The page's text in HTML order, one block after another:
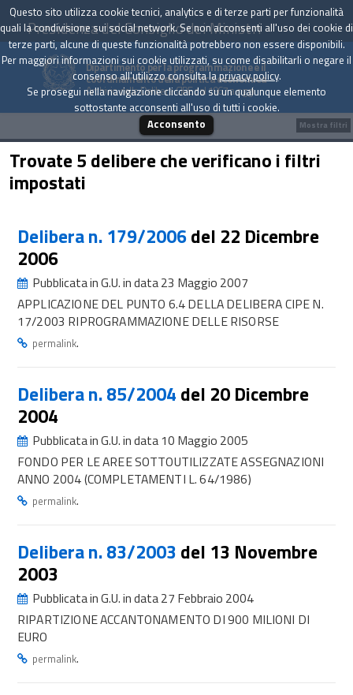
Presidenza del Consiglio dei Ministri
Dipartimento per la programmazione e il
coordinamento della politica economica
Archivio delle Delibere CIPE dal 1967 a oggi
Trovate 5 delibere che verificano i filtri
impostati
Delibera n. 179/2006del 22 Dicembre
2006
Pubblicata in G.U. in data 23 Maggio 2007
APPLICAZIONE DEL PUNTO 6.4 DELLA DELIBERA CIPE N.
17/2003 RIPROGRAMMAZIONE DELLE RISORSE
permalink.
Delibera n. 85/2004 del 20 Dicembre
2004
Pubblicata in G.U. in data 10 Maggio 2005
FONDO PER LE AREE SOTTOUTILIZZATE ASSEGNAZIONI
ANNO 2004 (COMPLETAMENTI L. 64/1986)
permalink.
Delibera n. 83/2003 del 13 Novembre
2003
Pubblicata in G.U. in data 27 Febbraio 2004
RIPARTIZIONE ACCANTONAMENTO DI 900 MILIONI DI
EURO
permalink.
Mostra filtri
Questo sito utilizza cookie tecnici, analytics e di terze parti per funzionalità
quali la condivisione sui social network. Se non acconsenti all'uso dei cookie di
terze parti, alcune di queste funzionalità potrebbero non essere disponibili.
Per maggiori informazioni sui cookie utilizzati, su come disabilitarli o negare il
consenso all'utilizzo consulta laprivacy policy.
Se prosegui nella navigazione cliccando su un qualunque elemento
sottostante acconsenti all'uso di tutti i cookie.
Acconsento